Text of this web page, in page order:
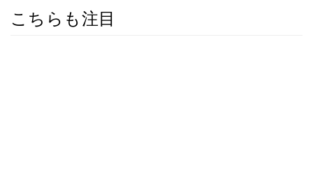
こちらも注目